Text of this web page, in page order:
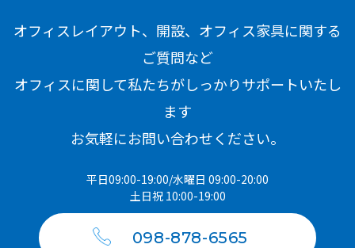
オフィスレイアウト、開設、オフィス家具に関する
ご質問など
オフィスに関して私たちがしっかりサポートいたし
ます
お気軽にお問い合わせください。
平日09:00-19:00/水曜日 09:00-20:00
土日祝 10:00-19:00
098-878-6565